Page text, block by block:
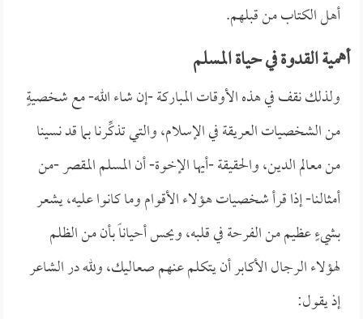
أهل الكتاب من قبلهم.
أهمية القدوة في حياة المسلم
ولذلك نقف في هذه الأوقات المباركة -إن شاء الله- مع شخصيةٍ
من الشخصيات العريقة في الإسلام، والتي تذكِّرنا بما قد نسينا
من معالم الدين، والحقيقة -أيها الإخوة- أن المسلم المقصر -من
أمثالنا- إذا قرأ شخصيات هؤلاء الأقوام وما كانوا عليه، يشعر
بشيءٍ عظيم من الفرحة في قلبه، ويحس أحياناً بأن من الظلم
لهؤلاء الرجال الأكابر أن يتكلم عنهم صعاليك، ولله در الشاعر
إذ يقول: